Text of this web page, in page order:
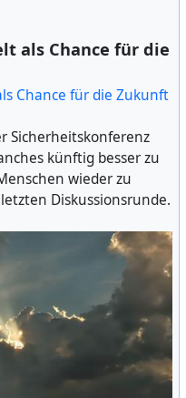
als Chance für die
Chance für die Zukunft
Sicherheitskonferenz
künftig besser zu
wieder zu
Diskussionsrunde.